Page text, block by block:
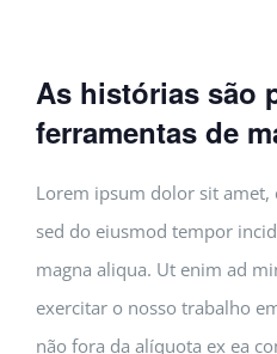
As histórias são
ferramentas de
Lorem ipsum dolor sit amet,
sed do eiusmod tempor
magna aliqua. Ut enim ad
exercitar o nosso trabalho
não fora da alíquota ex ea